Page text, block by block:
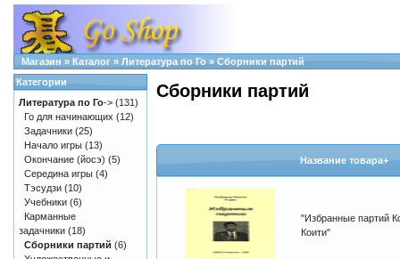
Магазин » Каталог » Литература по Го » Сборники партий
Сборники партий
Название товара+
"Избранные партий
Коити"
Категории
Литература по Го-> (131)
Го для начинающих (12)
Задачники (25)
Начало игры (13)
Окончание (йосэ) (5)
Середина игры (4)
Тэсудзи (10)
Учебники (6)
Карманные
задачники (18)
Сборники партий (6)